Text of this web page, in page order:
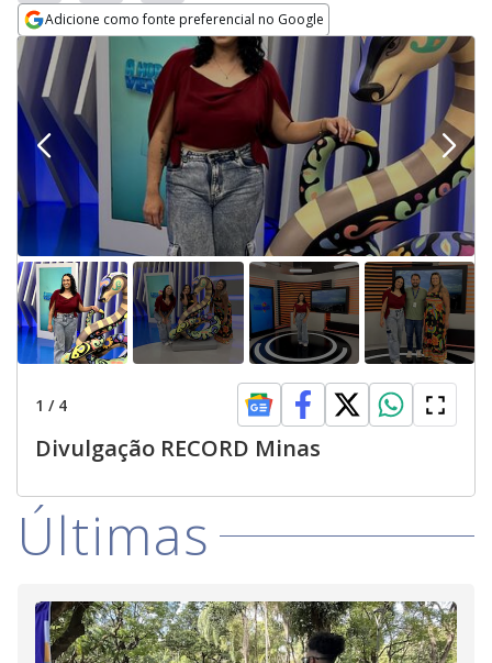
Adicione como fonte preferencial no Google
Opens in new window
1 / 4
Divulgação RECORD Minas
Últimas